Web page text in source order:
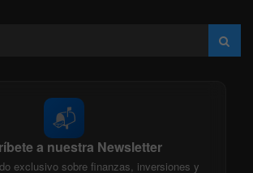
📬
a nuestra Newsletter
exclusivo sobre finanzas, inversiones y